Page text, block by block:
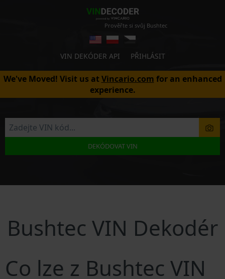
Prověřte si svůj Bushtec
VIN DEKÓDER API PŘIHLÁSIT
We've Moved! Visit us atVincario.com for an enhanced
experience.
DEKÓDOVAT VIN
Bushtec VIN Dekodér
Co lze z Bushtec VIN